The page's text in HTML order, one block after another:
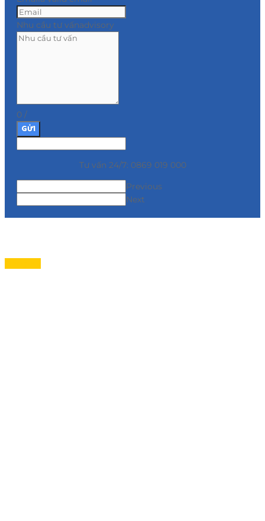
Nhu cầu tư vấnadvisory
0 /
GỬI
Tư vấn 24/7: 0869 019 000
Previous
Next